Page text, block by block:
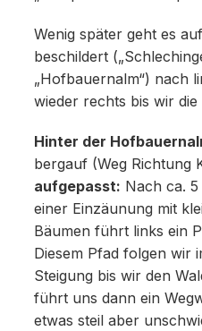
Wenig später geht es
beschildert
„Hofbauernalm“) nach
wieder rechts bis wir
Hinter der
bergauf (Weg Richtung
aufgepasst: Nach ca.
einer Einzäunung mit
Bäumen führt links ein
Diesem Pfad folgen wir
Steigung bis wir den
führt uns dann ein
etwas steil aber